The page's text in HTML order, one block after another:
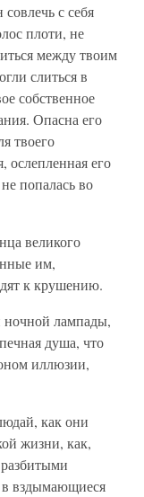
с себя
плоти, не
между твоим
слиться в
собственное
Опасна его
твоего
ослепленная его
попалась во
великого
им,
к крушению.
ночной лампады,
душа, что
иллюзии,
как они
жизни, как,
в вздымающиеся